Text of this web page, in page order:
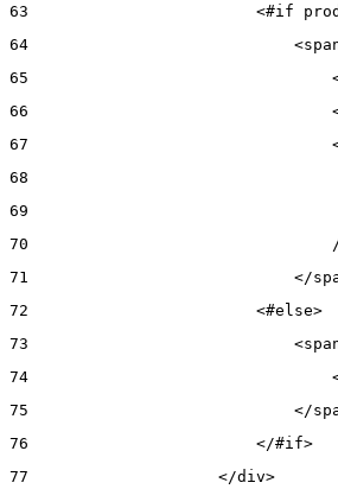
63
<#if
64
65
66
67
68
69
70
71
</
72
                        <#else>
73
74
75
</
76
                        </#if>
77
                    </div>